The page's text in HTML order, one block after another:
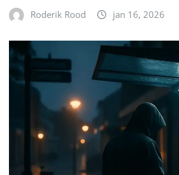
Roderik Rood jan 16, 2026